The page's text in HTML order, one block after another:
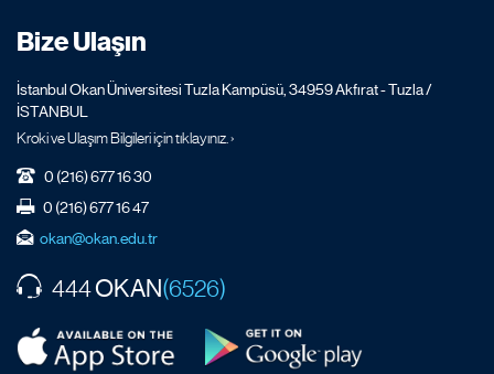
Bize Ulaşın
İstanbul Okan Üniversitesi Tuzla Kampüsü, 34959 Akfırat - Tuzla /
İSTANBUL
Kroki ve Ulaşım Bilgileri için tıklayınız. ›
0 (216) 677 16 30
0 (216) 677 16 47
okan@okan.edu.tr
444OKAN(6526)